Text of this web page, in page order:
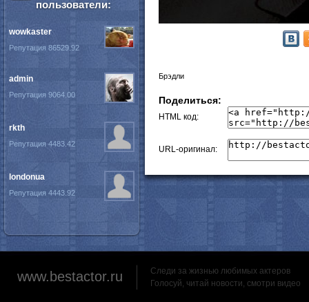
Брэдли
Поделиться:
HTML код:
URL-оригинал:
пользователи:
wowkaster
Репутация 86529.92
admin
Репутация 9064.00
rkth
Репутация 4483.42
londonua
Репутация 4443.92
www.bestactor.ru
Следи за жизнью любимых актеров
Голосуй, читай новости, смотри видео